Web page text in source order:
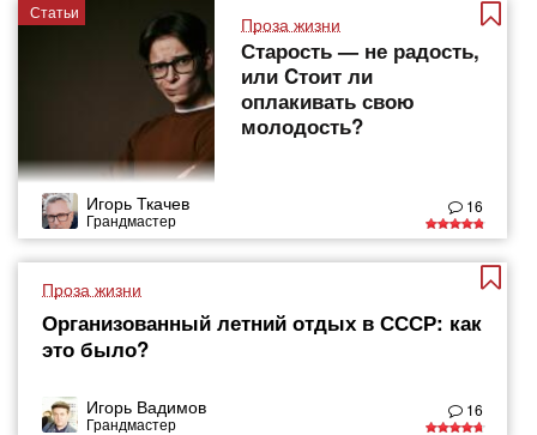
Статьи
Проза жизни
Старость — не радость,
или Cтоит ли
оплакивать свою
молодость?
Игорь Ткачев
Грандмастер
16
Проза жизни
Организованный летний отдых в СССР: как
это было?
Игорь Вадимов
Грандмастер
16